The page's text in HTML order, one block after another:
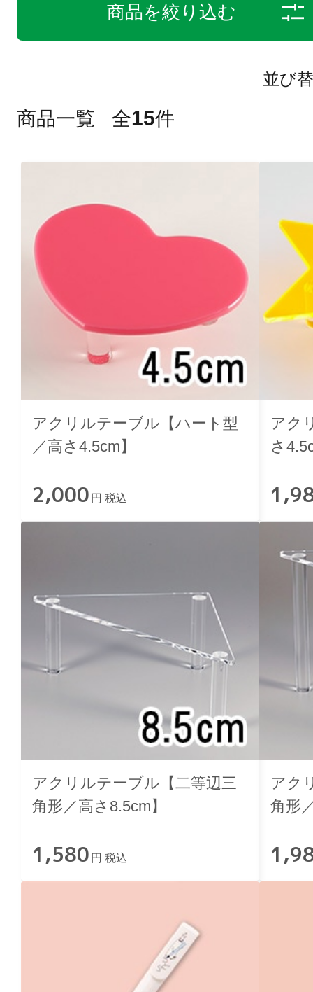
商品を絞り込む
並び
商品一覧 全15件
アクリルテーブル【ハート型
／高さ4.5cm】
2,000 円 税込
アク
さ
アクリルテーブル【二等辺三
角形／高さ8.5cm】
1,580 円 税込
アク
角形